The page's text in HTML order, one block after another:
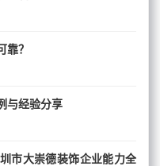
？
与经验分享
市大崇德装饰企业能力全